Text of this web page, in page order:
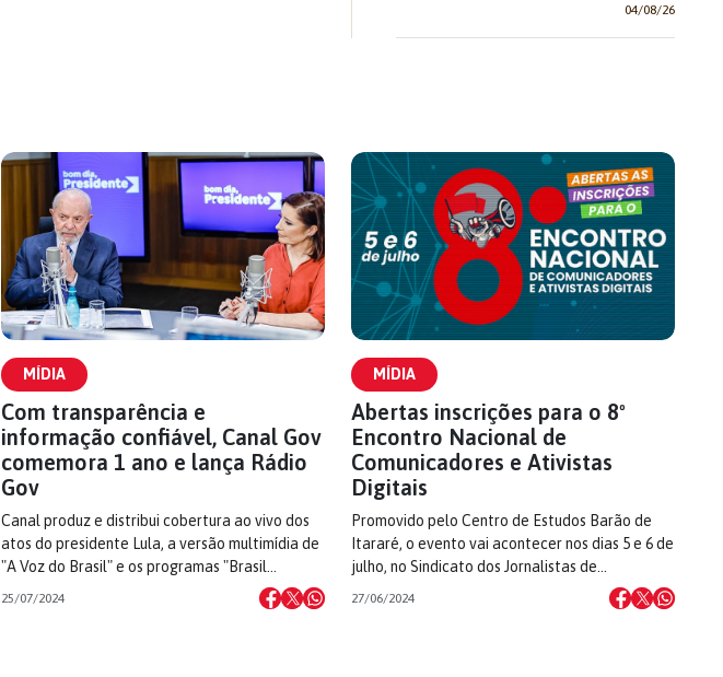
04/08/26
MÍDIA
Com transparência e
informação confiável, Canal Gov
comemora 1 ano e lança Rádio
Gov
Canal produz e distribui cobertura ao vivo dos
atos do presidente Lula, a versão multimídia de
"A Voz do Brasil" e os programas "Brasil…
25/07/2024
MÍDIA
Abertas inscrições para o 8º
Encontro Nacional de
Comunicadores e Ativistas
Digitais
Promovido pelo Centro de Estudos Barão de
Itararé, o evento vai acontecer nos dias 5 e 6 de
julho, no Sindicato dos Jornalistas de…
27/06/2024